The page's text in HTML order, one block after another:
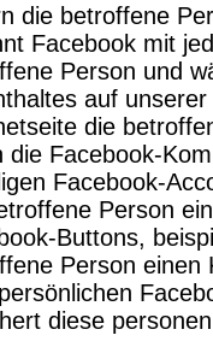
die betroffene
Facebook mit
Person und
auf
die
die Facebook-
Facebook-
Person
Buttons,
Person
diese